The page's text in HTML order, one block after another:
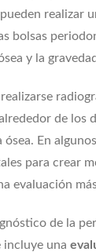
realizar
bolsas
y la
de los
En
para crear
evaluación
de la
incluye una